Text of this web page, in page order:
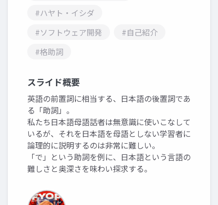
#ハヤト・イシダ
#ソフトウェア開発
#自己紹介
#格助詞
スライド概要
英語の前置詞に相当する、日本語の後置詞であ
る「助詞」。
私たち日本語母語話者は無意識に使いこなして
いるが、それを日本語を母語としない学習者に
論理的に説明するのは非常に難しい。
「で」という助詞を例に、日本語という言語の
難しさと奥深さを味わい探求する。